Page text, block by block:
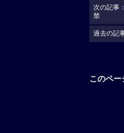
次の記事
禁
過去の記
このペ